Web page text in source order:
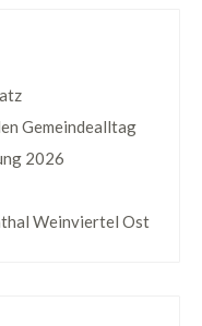
Gemeindealltag
2026
Weinviertel Ost